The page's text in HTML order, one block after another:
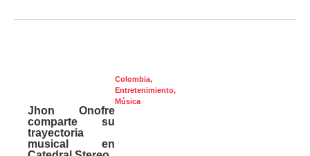
Colombia,
Entretenimiento,
Música
Jhon Onofre
comparte su
trayectoria
musical en